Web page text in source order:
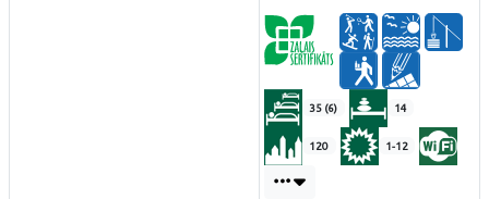
35 (6) 14
120 1-12